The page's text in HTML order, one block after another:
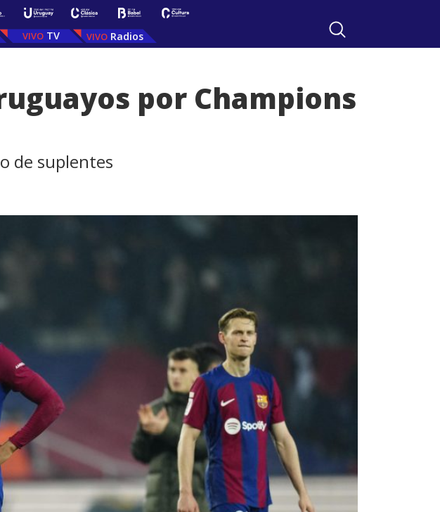
TV Radios
por Champions
de suplentes